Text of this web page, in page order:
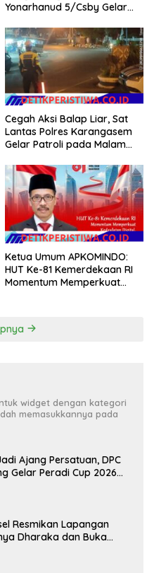
Yonarhanud 5/Csby Gelar
Gerakan Indonesia Asri
Cegah Aksi Balap Liar, Sat
Lantas Polres Karangasem
Gelar Patroli pada Malam
Ketua Umum APKOMINDO:
HUT Ke-81 Kemerdekaan RI
Momentum Memperkuat
Emas 2045
widget dengan kategori
memasukkannya pada
Ajang Persatuan, DPC
Gelar Peradi Cup 2026
Resmikan Lapangan
Dharaka dan Buka